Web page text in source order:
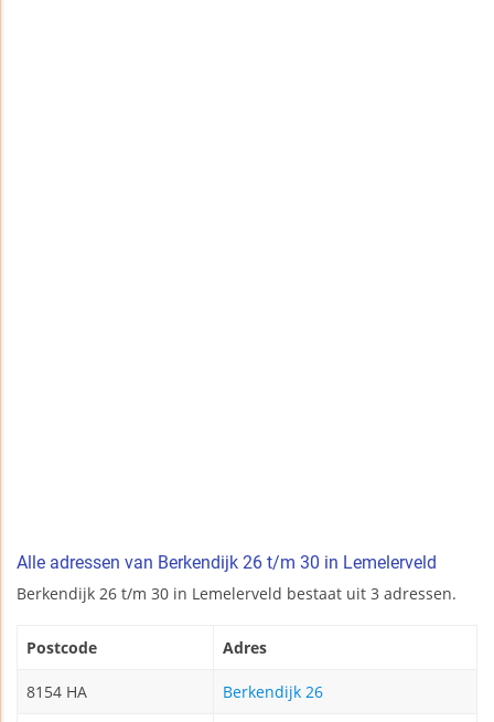
Alle adressen van Berkendijk 26 t/m 30 in Lemelerveld
Berkendijk 26 t/m 30 in Lemelerveld bestaat uit 3 adressen.
Postcode Adres
8154 HA Berkendijk 26